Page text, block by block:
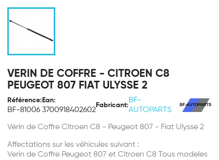
VERIN DE COFFRE - CITROEN C8
PEUGEOT 807 FIAT ULYSSE 2
Référence:
BF-81006
Ean:
3700918402602
Fabricant:
BF-
AUTOPARTS
Vérin de Coffre Citroen C8 - Peugeot 807 - Fiat Ulysse 2
Affectations sur les véhicules suivant :
Verin de Coffre Peugeot 807 et Citroen C8 Tous modeles